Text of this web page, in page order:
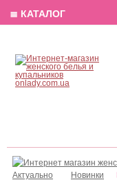
Актуально Новинки
≣ КАТАЛОГ